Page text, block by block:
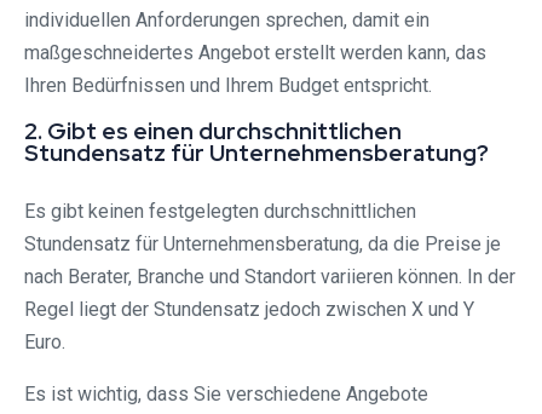
individuellen Anforderungen sprechen, damit ein
maßgeschneidertes Angebot erstellt werden kann, das
Ihren Bedürfnissen und Ihrem Budget entspricht.
2. Gibt es einen durchschnittlichen
Stundensatz für Unternehmensberatung?
Es gibt keinen festgelegten durchschnittlichen
Stundensatz für Unternehmensberatung, da die Preise je
nach Berater, Branche und Standort variieren können. In der
Regel liegt der Stundensatz jedoch zwischen X und Y
Euro.
Es ist wichtig, dass Sie verschiedene Angebote